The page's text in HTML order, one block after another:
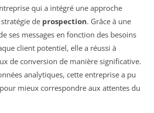
qui a intégré une approche
de prospection. Grâce à une
ses messages en fonction des besoins
client potentiel, elle a réussi à
de conversion de manière significative.
analytiques, cette entreprise a pu
mieux correspondre aux attentes du